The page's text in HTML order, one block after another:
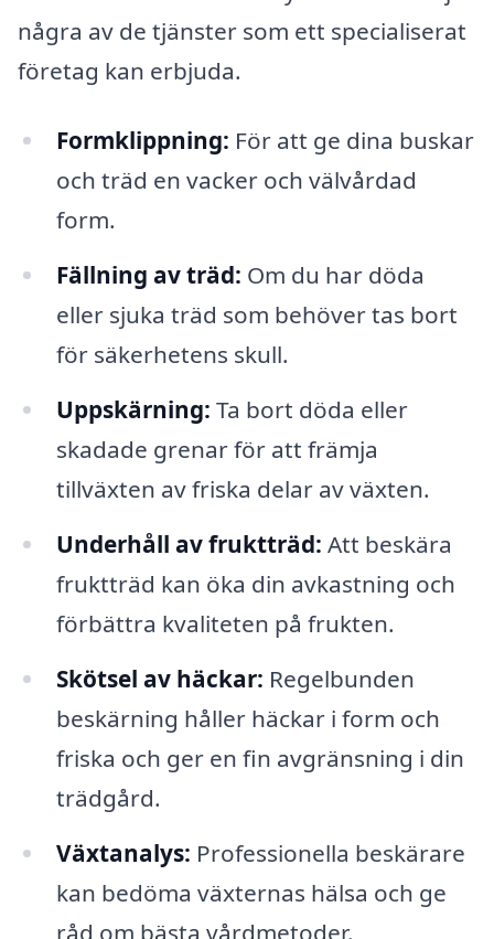
några av de tjänster som ett specialiserat
företag kan erbjuda.
Formklippning: För att ge dina buskar
och träd en vacker och välvårdad
form.
Fällning av träd: Om du har döda
eller sjuka träd som behöver tas bort
för säkerhetens skull.
Uppskärning: Ta bort döda eller
skadade grenar för att främja
tillväxten av friska delar av växten.
Underhåll av fruktträd: Att beskära
fruktträd kan öka din avkastning och
förbättra kvaliteten på frukten.
Skötsel av häckar: Regelbunden
beskärning håller häckar i form och
friska och ger en fin avgränsning i din
trädgård.
Växtanalys: Professionella beskärare
kan bedöma växternas hälsa och ge
råd om bästa vårdmetoder.